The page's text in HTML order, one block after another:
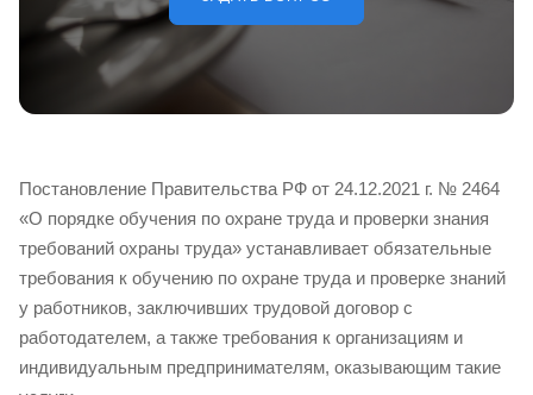
Постановление Правительства РФ от 24.12.2021 г. № 2464
«О порядке обучения по охране труда и проверки знания
требований охраны труда» устанавливает обязательные
требования к обучению по охране труда и проверке знаний
у работников, заключивших трудовой договор с
работодателем, а также требования к организациям и
индивидуальным предпринимателям, оказывающим такие